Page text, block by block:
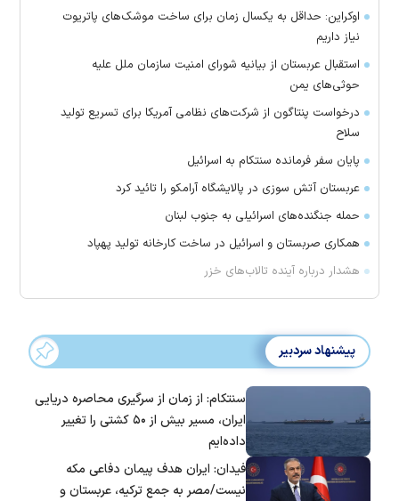
اوکراین: حداقل به یکسال زمان برای ساخت موشک‌های پاتریوت
نیاز داریم
استقبال عربستان از بیانیه شورای امنیت سازمان ملل علیه
حوثی‌های یمن
درخواست پنتاگون از شرکت‌های نظامی آمریکا برای تسریع تولید
سلاح
پایان سفر فرمانده سنتکام به اسرائیل
عربستان آتش سوزی در پالایشگاه آرامکو را تائید کرد
حمله جنگنده‌های اسرائیلی به جنوب لبنان
همکاری صربستان و اسرائیل در ساخت کارخانه تولید پهپاد
هشدار درباره آینده تالاب‌های خزر
پیشنهاد سردبیر
سنتکام: از زمان از سرگیری محاصره دریایی
ایران، مسیر بیش از ۵۰ کشتی را تغییر
داده‌ایم
فیدان: ایران هدف پیمان دفاعی مکه
نیست/مصر به جمع ترکیه، عربستان و